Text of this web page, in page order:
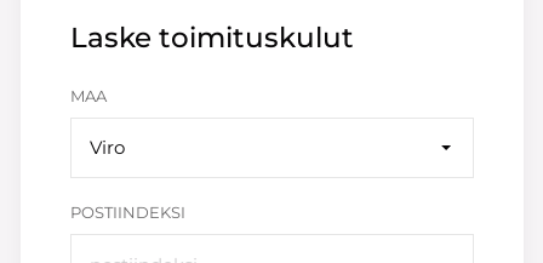
Laske toimituskulut
MAA
Viro
POSTIINDEKSI